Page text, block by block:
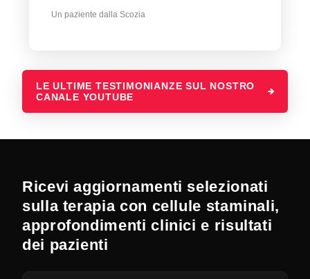
Un paziente dalla Scozia
LE ULTIME TESTIMONIANZE SUL NOSTRO
CANALE YOUTUBE
Ricevi aggiornamenti selezionati
sulla terapia con cellule staminali,
approfondimenti clinici e risultati
dei pazienti